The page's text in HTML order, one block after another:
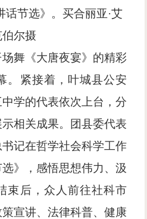
话节选》。买合丽亚·艾
伯尔摄
舞《大唐夜宴》的精彩
。紧接着，叶城县公安
学的代表依次上台，分
相关成果。团县委代表
记在哲学社会科学工作
》，感悟思想伟力、汲
束后，众人前往社科市
宣讲、法律科普、健康